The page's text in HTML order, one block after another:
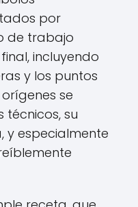
por
de trabajo
incluyendo
y los puntos
se
su
y especialmente